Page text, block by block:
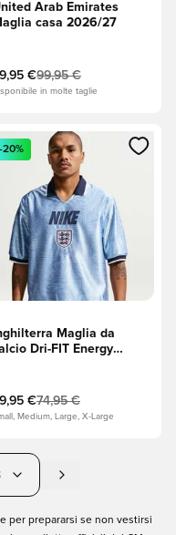
Arab Emirates
casa 2026/27
€99,95 €
in molte taglie
o registrarsi come
una finestra modale per
-20%
Maglia da
Dri-FIT Energy
Bianco/Obsidian
€74,95 €
Medium, Large, X-Large
per prepararsi se non vestirsi